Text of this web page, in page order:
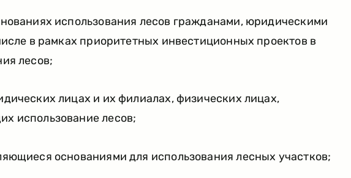
использования лесов гражданами, юридическими
в рамках приоритетных инвестиционных проектов в
лесов;
лицах и их филиалах, физических лицах,
использование лесов;
основаниями для использования лесных участков;